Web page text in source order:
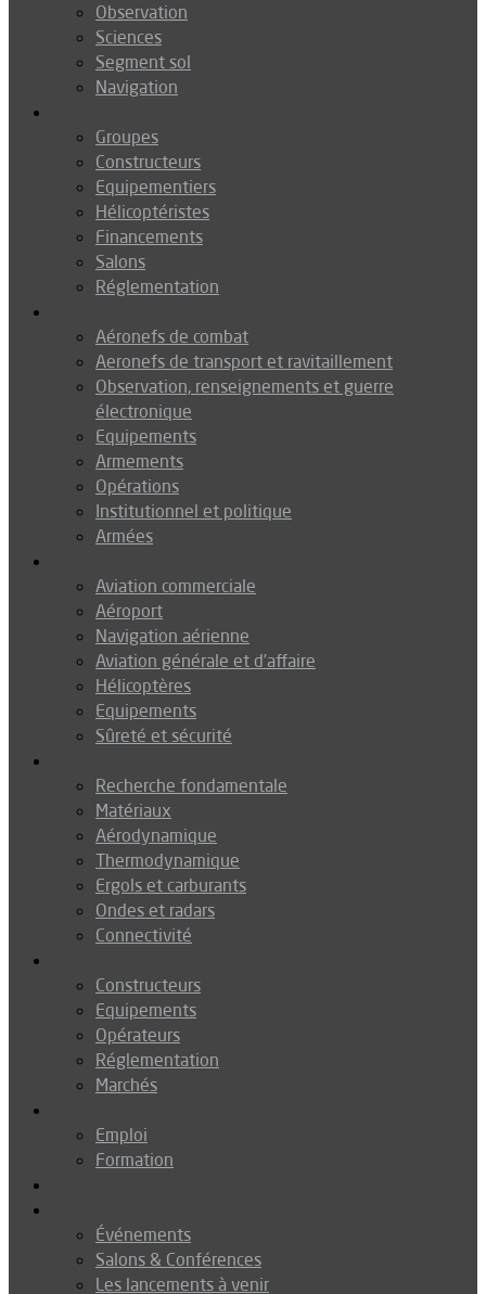
Observation
Sciences
Segment sol
Navigation
Groupes
Constructeurs
Equipementiers
Hélicoptéristes
Financements
Salons
Réglementation
Aéronefs de combat
Aeronefs de transport et ravitaillement
Observation, renseignements et guerre
électronique
Equipements
Armements
Opérations
Institutionnel et politique
Armées
Aviation commerciale
Aéroport
Navigation aérienne
Aviation générale et d’affaire
Hélicoptères
Equipements
Sûreté et sécurité
Recherche fondamentale
Matériaux
Aérodynamique
Thermodynamique
Ergols et carburants
Ondes et radars
Connectivité
Constructeurs
Equipements
Opérateurs
Réglementation
Marchés
Emploi
Formation
Événements
Salons & Conférences
Les lancements à venir